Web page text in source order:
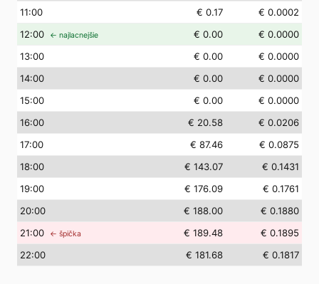
11:00 € 0.17
€ 0.0002
12:00 ← najlacnejšie € 0.00
€ 0.0000
13:00 € 0.00
€ 0.0000
14:00 € 0.00
€ 0.0000
15:00 € 0.00
€ 0.0000
16:00 € 20.58
€ 0.0206
17:00 € 87.46
€ 0.0875
18:00 € 143.07
€ 0.1431
19:00 € 176.09
€ 0.1761
20:00 € 188.00
€ 0.1880
21:00 ← špička € 189.48
€ 0.1895
22:00 € 181.68 € 0.1817